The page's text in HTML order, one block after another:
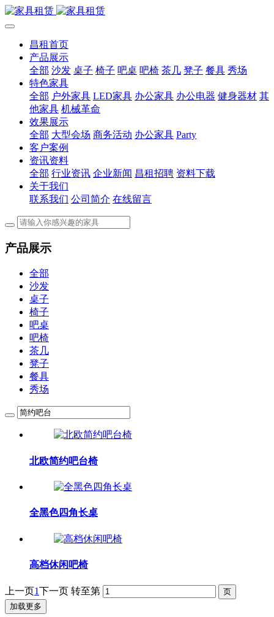
昌租首页
产品展示
全部 沙发 桌子 椅子 吧桌 吧椅 茶几 凳子 餐具 秀场
特色家具
全部 户外家具 LED家具 办公家具 办公电器 健身器材 其
他家具 机械革命
效果展示
全部 大型会场 商务活动 办公家具 Party
客户案例
资讯资料
全部 行业资讯 企业新闻 昌租招聘 资料下载
关于我们
联系我们 公司简介 在线留言
产品展示
全部
沙发
桌子
椅子
吧桌
吧椅
茶几
凳子
餐具
秀场
北欧简约吧台椅
全黑色四角长桌
高档休闲吧椅
上一页1下一页 转至第
加载更多